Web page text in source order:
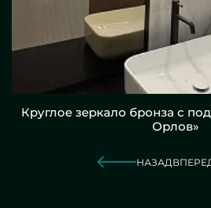
Круглое зеркало бронза с
Орлов»
НАЗАД